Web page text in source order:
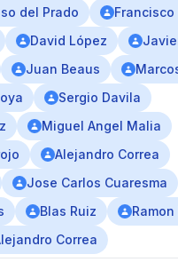
del Prado
Francisco
David López
Juan Beaus
Sergio Davila
Miguel Angel Malia
Alejandro Correa
Jose Carlos Cuaresma
Blas Ruiz
Correa